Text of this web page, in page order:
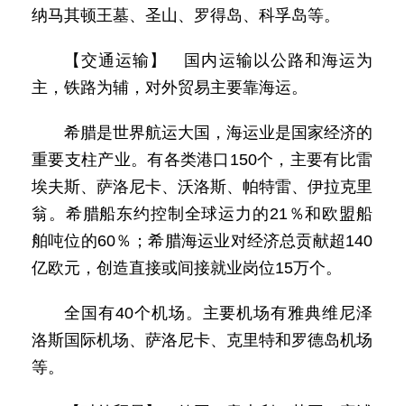
纳马其顿王墓、圣山、罗得岛、科孚岛等。
【交通运输】 国内运输以公路和海运为
主，铁路为辅，对外贸易主要靠海运。
希腊是世界航运大国，海运业是国家经济的
重要支柱产业。有各类港口150个，主要有比雷
埃夫斯、萨洛尼卡、沃洛斯、帕特雷、伊拉克里
翁。希腊船东约控制全球运力的21％和欧盟船
舶吨位的60％；希腊海运业对经济总贡献超140
亿欧元，创造直接或间接就业岗位15万个。
全国有40个机场。主要机场有雅典维尼泽
洛斯国际机场、萨洛尼卡、克里特和罗德岛机场
等。